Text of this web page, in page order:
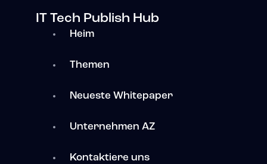
IT Tech Publish Hub
Heim
Themen
Neueste Whitepaper
Unternehmen AZ
Kontaktiere uns